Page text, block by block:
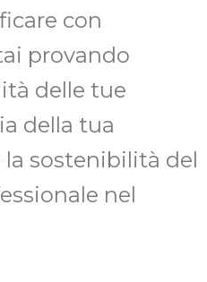
con
provando
delle tue
della tua
sostenibilità del
nel